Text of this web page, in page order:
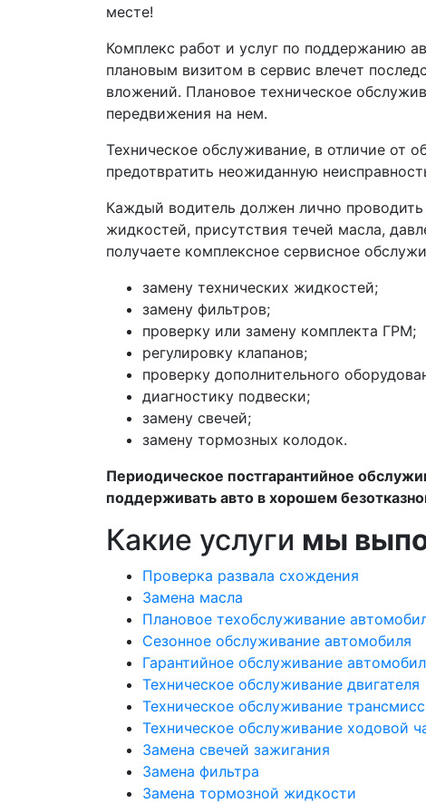
месте!
Комплекс работ и услуг по поддержанию
плановым визитом в сервис влечет
вложений. Плановое техническое
передвижения на нем.
Техническое обслуживание, в отличие от
предотвратить неожиданную
Каждый водитель должен лично
жидкостей, присутствия течей масла,
получаете комплексное сервисное
замену технических жидкостей;
замену фильтров;
проверку или замену комплекта ГРМ;
регулировку клапанов;
проверку дополнительного
диагностику подвески;
замену свечей;
замену тормозных колодок.
Периодическое постгарантийное
поддерживать авто в хорошем
Какие услуги мы
Проверка развала схождения
Замена масла
Плановое техобслуживание
Сезонное обслуживание автомобиля
Гарантийное обслуживание
Техническое обслуживание двигателя
Техническое обслуживание
Техническое обслуживание ходовой
Замена свечей зажигания
Замена фильтра
Замена тормозной жидкости